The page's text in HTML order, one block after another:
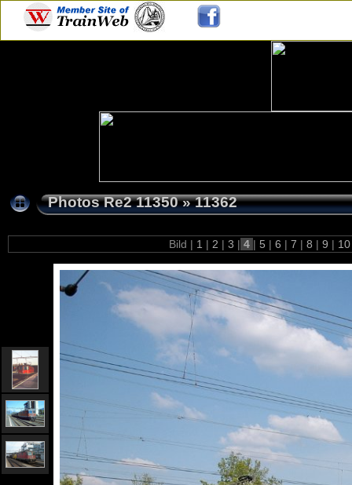
Photos Re2 11350»11362
Bild | 1 | 2 | 3 | 4 | 5 | 6 | 7 | 8 | 9 |